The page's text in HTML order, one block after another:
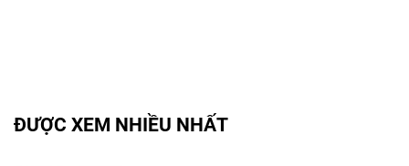
ĐƯỢC XEM NHIỀU NHẤT